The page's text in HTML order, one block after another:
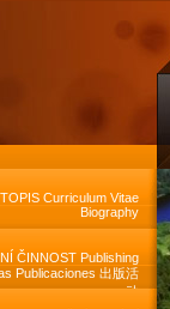
Curriculum Vitae
Biography
ČINNOST Publishing
Publicaciones 出版活
动